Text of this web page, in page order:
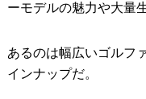
ーモデルの魅力や大量
あるのは幅広いゴルフ
インナップだ。